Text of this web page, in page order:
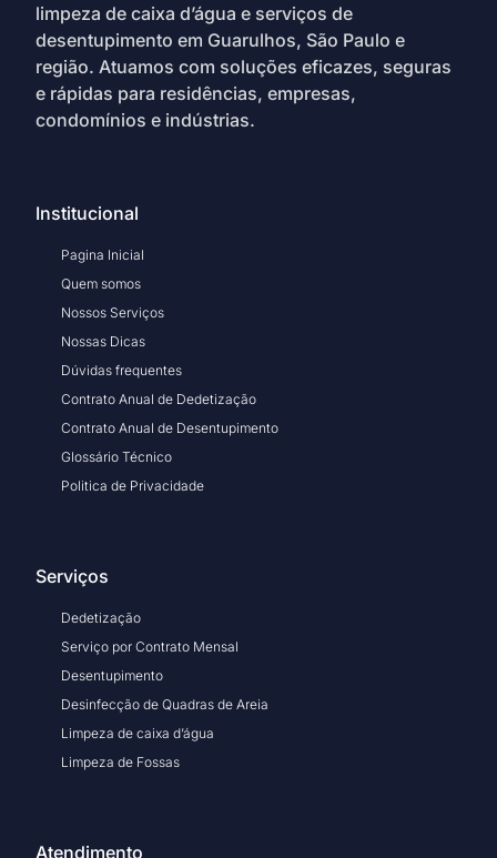
limpeza de caixa d’água e serviços de
desentupimento em Guarulhos, São Paulo e
região. Atuamos com soluções eficazes, seguras
e rápidas para residências, empresas,
condomínios e indústrias.
Institucional
Pagina Inicial
Quem somos
Nossos Serviços
Nossas Dicas
Dúvidas frequentes
Contrato Anual de Dedetização
Contrato Anual de Desentupimento
Glossário Técnico
Politica de Privacidade
Serviços
Dedetização
Serviço por Contrato Mensal
Desentupimento
Desinfecção de Quadras de Areia
Limpeza de caixa d’água
Limpeza de Fossas
Atendimento